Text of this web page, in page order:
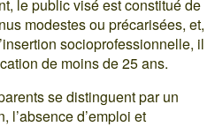
le public visé est constitué de
modestes ou précarisées, et,
socioprofessionnelle, il
de moins de 25 ans.
se distinguent par un
l’absence d’emploi et